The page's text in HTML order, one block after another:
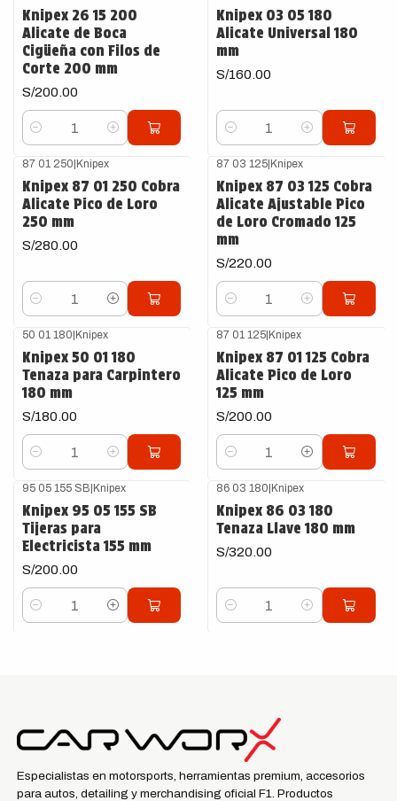
Knipex 26 15 200
Alicate de Boca
Cigüeña con Filos de
Corte 200 mm
S/200.00
Cantidad
Knipex 03 05 180
Alicate Universal 180
mm
S/160.00
Cantidad
87 01 250|Knipex
Knipex 87 01 250 Cobra
Alicate Pico de Loro
250 mm
S/280.00
Cantidad
87 03 125|Knipex
Knipex 87 03 125 Cobra
Alicate Ajustable Pico
de Loro Cromado 125
mm
S/220.00
Cantidad
50 01 180|Knipex
Knipex 50 01 180
Tenaza para Carpintero
180 mm
S/180.00
Cantidad
87 01 125|Knipex
Knipex 87 01 125 Cobra
Alicate Pico de Loro
125 mm
S/200.00
Cantidad
95 05 155 SB|Knipex
Knipex 95 05 155 SB
Tijeras para
Electricista 155 mm
S/200.00
Cantidad
86 03 180|Knipex
Knipex 86 03 180
Tenaza Llave 180 mm
S/320.00
Cantidad
Especialistas en motorsports, herramientas premium, accesorios
para autos, detailing y merchandising oficial F1. Productos